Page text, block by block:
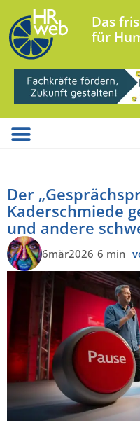
Das
für
Der
Kaderschmiede
und andere
6mär2026 6 min